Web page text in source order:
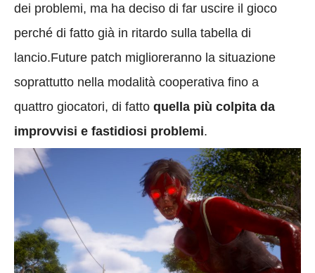
dei problemi, ma ha deciso di far uscire il gioco
perché di fatto già in ritardo sulla tabella di
lancio.Future patch miglioreranno la situazione
soprattutto nella modalità cooperativa fino a
quattro giocatori, di fatto quella più colpita da
improvvisi e fastidiosi problemi.